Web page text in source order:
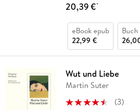
20,39 €*
eBook epub
22,99 €
Wut und Liebe
Martin Suter
(3)